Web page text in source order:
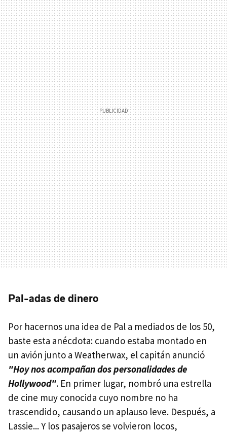
Pal-adas de dinero
Por hacernos una idea de Pal a mediados de los 50,
baste esta anécdota: cuando estaba montado en
un avión junto a Weatherwax, el capitán anunció
"Hoy nos acompañan dos personalidades de
Hollywood". En primer lugar, nombró una estrella
de cine muy conocida cuyo nombre no ha
trascendido, causando un aplauso leve. Después, a
Lassie... Y los pasajeros se volvieron locos,